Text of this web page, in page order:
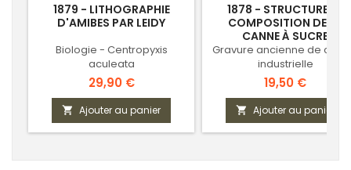
1879 - LITHOGRAPHIE
D'AMIBES PAR LEIDY
Biologie - Centropyxis
aculeata
Prix
29,90 €
 Ajouter au panier
1878 - STRUCTURE ET
COMPOSITION DE LA
CANNE À SUCRE
Gravure ancienne de
industrielle
Prix
19,50 €
 Ajouter au panier